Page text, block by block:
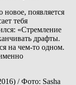
появляется
тебя
«Стремление
драфты.
на чем-то одном.